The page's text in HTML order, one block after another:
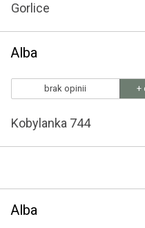
Gorlice
Alba
brak opinii +
Kobylanka 744
Alba